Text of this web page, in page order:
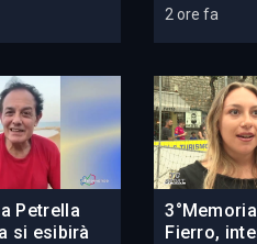
2 ore fa
Petrella
si esibirà
Fierro,